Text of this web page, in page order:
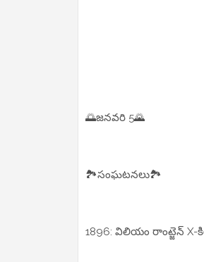
🌅జనవరి 5🌄
🏞సంఘటనలు🏞
1896: విలియం రాంట్జెన్ X-